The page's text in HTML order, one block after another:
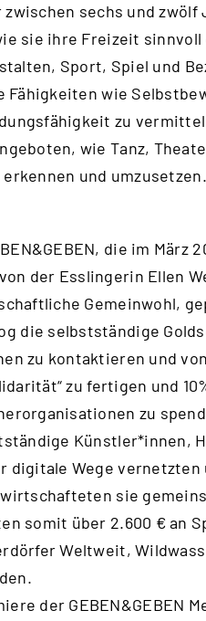
sechs und zwölf
sie ihre Freizeit
Sport, Spiel und
Fähigkeiten wie
zu
wie Tanz,
und umzusetzen.
die im März
der Esslingerin Ellen
Gemeinwohl,
die selbstständige
zu kontaktieren und
zu fertigen und
zu
Künstler*innen,
digitale Wege
sie
somit über 2.600 € an
Weltweit,
der GEBEN&GEBEN